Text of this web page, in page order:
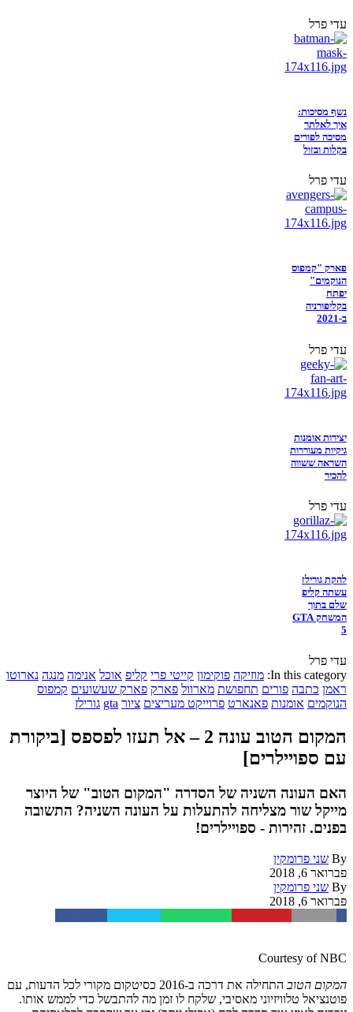
עדי פרל
נשף מסיכות:
איך לאלתר
מסיכה לפורים
בקלות ובזול
עדי פרל
פארק "קמפוס
הנוקמים"
יפתח
בקליפורניה
ב-2021
עדי פרל
יצירות אומנות
גיקיות מעוררות
השראה ששווה
להכיר
עדי פרל
להקת גורילז
עשתה קליפ
שלם בתוך
המשחק GTA
5
עדי פרל
In this category: מוזיקה פוקימון קייטי פרי קליפ אוכל אנימה מנגה נארוטו
ראמן כתבה פורים תחפושת מארוול פארק פארק שעשועים קמפוס
הנוקמים אומנות פאנארט פרוייקט מעריצים ציור gta גורילז
המקום הטוב עונה 2 – אל תעזו לפספס [ביקורת
עם ספויילרים]
האם העונה השניה של הסדרה "המקום הטוב" של היוצר
מייקל שור מצליחה להתעלות על העונה השניה? התשובה
בפנים. זהירות - ספויילרים!
By שני פרומקין
פברואר 6, 2018
By שני פרומקין
פברואר 6, 2018
Courtesy of NBC
המקום הטוב התחילה את דרכה ב-2016 כסיטקום מקורי לכל הדעות, עם
פוטנציאל טלוויזיוני מאסיבי, שלקח לו זמן מה להתבשל כדי לממש אותו.